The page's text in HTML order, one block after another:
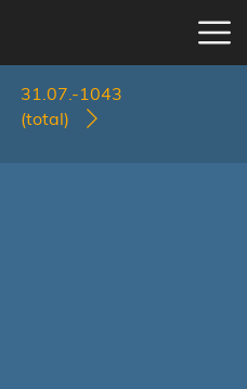
31.07.-1043
(total)